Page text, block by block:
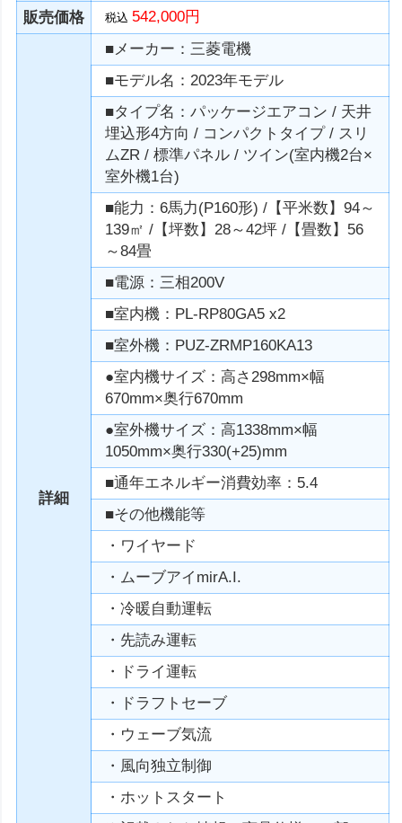
販売価格
税込 542,000円
詳細
■メーカー：三菱電機
■モデル名：2023年モデル
■タイプ名：パッケージエアコン / 天井
埋込形4方向 / コンパクトタイプ / スリ
ムZR / 標準パネル / ツイン(室内機2台×
室外機1台)
■能力：6馬力(P160形) /【平米数】94～
139㎡ /【坪数】28～42坪 /【畳数】56
～84畳
■電源：三相200V
■室内機：PL-RP80GA5 x2
■室外機：PUZ-ZRMP160KA13
●室内機サイズ：高さ298mm×幅
670mm×奥行670mm
●室外機サイズ：高1338mm×幅
1050mm×奥行330(+25)mm
■通年エネルギー消費効率：5.4
■その他機能等
・ワイヤード
・ムーブアイmirA.I.
・冷暖自動運転
・先読み運転
・ドライ運転
・ドラフトセーブ
・ウェーブ気流
・風向独立制御
・ホットスタート